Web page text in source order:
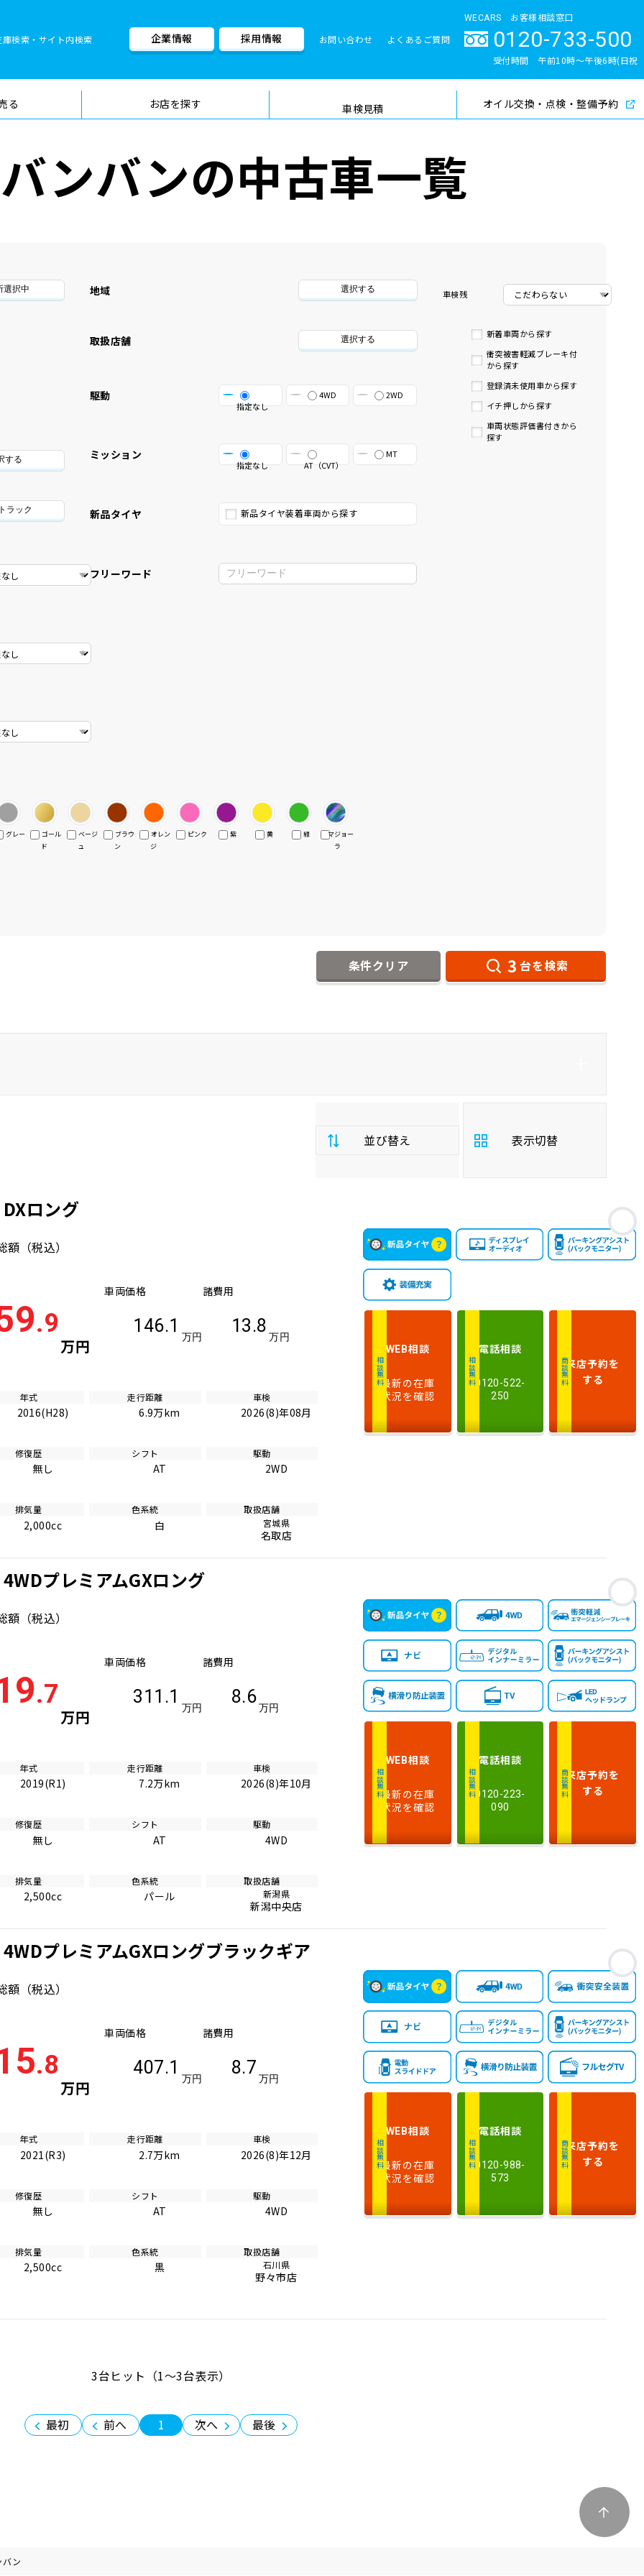
庫検索・サイト内検索
検索
企業情報 採用情報 お問い合わせ よくあるご質問
WECARS お客様相談窓口
0120-733-500
受付時間 午前10時〜午後6時(日祝
る お店を探す 車検見積
車検料金・メニュー 品質管理とサポート体制
オイル交換・点検・整備予約
ンバンの中古車一覧
選択中
する
ラック
地域 選択する
取扱店舗 選択する
駆動
指定なし
4WD 2WD
ミッション
指定なし AT（CVT）
MT
新品タイヤ 新品タイヤ装着車両から探す
フリーワード
車検残
新着車両から探す
衝突被害軽減ブレーキ付
から探す
登録済未使用車から探す
イチ押しから探す
車両状態評価書付きから
探す
グレー
ゴール
ド
ベージ
ュ
ブラウ
ン
オレン
ジ
ピンク 紫 黄 緑
マジョー
ラ
条件クリア 3 台を検索
並び替え
払
総
安い順 高い順
年
式
行
少ない順
排
量
表示切替
お
ロング
額 （税込）
.9
万円
車両価格
146.1
万円
諸費用
13.8
万円
年式
2016(H28)
走行距離
6.9万km
車検
2026(8)年08月
修復歴
無し
シフト
AT
駆動
2WD
排気量
2,000cc
色系統
白
取扱店舗
宮城県
名取店
相談無料
WEB相談
最新の在庫
状況を確認
相談無料
電話相談
0120-522-
250
商談無料来店予約を
する
お
プレミアムGXロング
額 （税込）
.7
万円
車両価格
311.1
万円
諸費用
8.6
万円
年式
2019(R1)
走行距離
7.2万km
車検
2026(8)年10月
修復歴
無し
シフト
AT
駆動
4WD
排気量
2,500cc
色系統
パール
取扱店舗
新潟県
新潟中央店
相談無料
WEB相談
最新の在庫
状況を確認
相談無料
電話相談
0120-223-
090
商談無料来店予約を
する
お
プレミアムGXロングブラックギア
額 （税込）
.8
万円
車両価格
407.1
万円
諸費用
8.7
万円
年式
2021(R3)
走行距離
2.7万km
車検
2026(8)年12月
修復歴
無し
シフト
AT
駆動
4WD
排気量
2,500cc
色系統
黒
取扱店舗
石川県
野々市店
相談無料
WEB相談
最新の在庫
状況を確認
相談無料
電話相談
0120-988-
573
商談無料来店予約を
する
3台ヒット（1〜3台表示）
最初 前へ 1 次へ 最後
ン